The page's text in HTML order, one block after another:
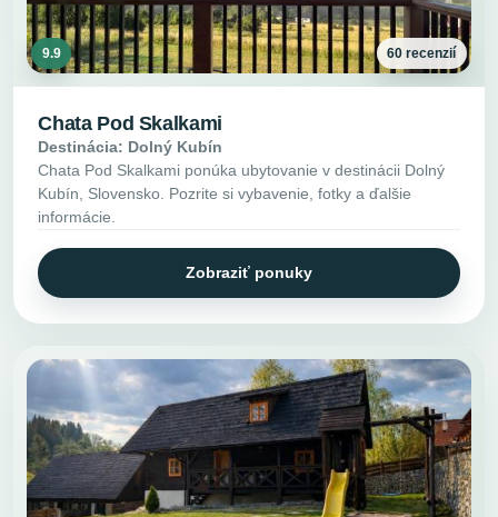
9.9 60 recenzií
Chata Pod Skalkami
Destinácia: Dolný Kubín
Chata Pod Skalkami ponúka ubytovanie v destinácii Dolný
Kubín, Slovensko. Pozrite si vybavenie, fotky a ďalšie
informácie.
Zobraziť ponuky